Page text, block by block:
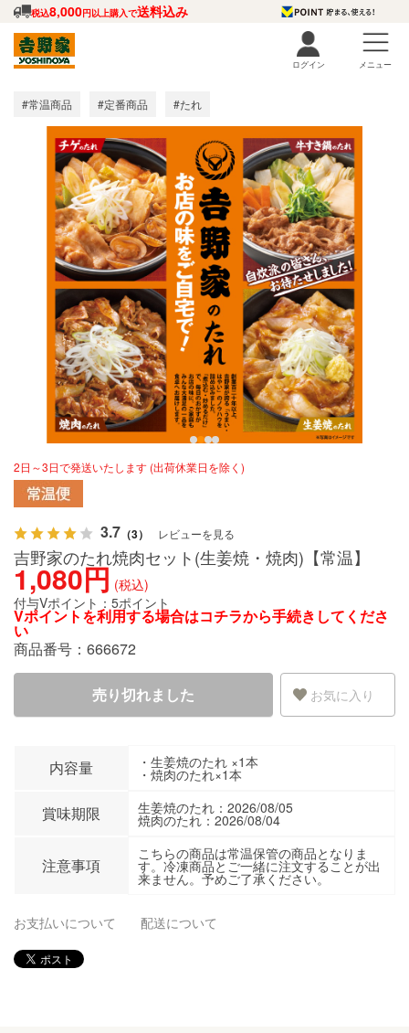
税込8,000円以上購入で送料込み
ログイン メニュー
#常温商品 #定番商品 #たれ
2日～3日で発送いたします (出荷休業日を除く)
3.7 （3） レビューを見る
吉野家のたれ焼肉セット(生姜焼・焼肉)【常温】
1,080円 (税込)
付与Vポイント： 5ポイント
Vポイントを利用する場合はコチラから手続きしてくださ
い
商品番号： 666672
売り切れました お気に入り
内容量 ・生姜焼のたれ ×1本
・焼肉のたれ×1本
賞味期限 生姜焼のたれ：2026/08/05
焼肉のたれ：2026/08/04
注意事項
こちらの商品は常温保管の商品となりま
す。冷凍商品とご一緒に注文することが出
来ません。予めご了承ください。
お支払いについて 配送について